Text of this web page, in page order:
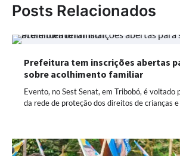
Posts Relacionados
Prefeitura tem inscrições abertas
sobre acolhimento familiar
Evento, no Sest Senat, em Tribobó, é voltado
da rede de proteção dos direitos de crianças